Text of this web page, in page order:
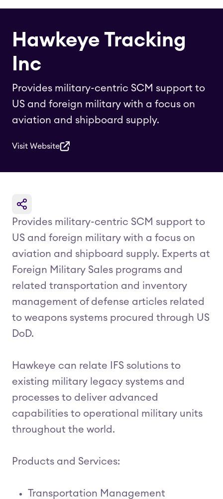
Hawkeye Tracking
Inc
Provides military-centric SCM support to
US and foreign military with a focus on
aviation and shipboard supply.
Visit Website
Provides military-centric SCM support to
US and foreign military with a focus on
aviation and shipboard supply. Experts at
Foreign Military Sales programs and
related transportation and inventory
management of defense articles related
to weapons systems procured through US
DoD.
Hawkeye can relate IFS solutions to
existing military legacy systems and
processes to deliver advanced
capabilities to operational military units
throughout the world.
Products and Services:
Transportation Management